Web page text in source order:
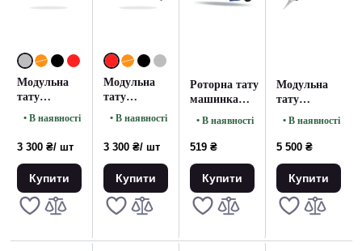
Модульна
тату
машинка
• В наявності
3 300 ₴/ шт
Купити
Модульна
тату
машинка
• В наявності
3 300 ₴/ шт
Купити
Роторна тату
машинка
Rotary
• В наявності
519 ₴
Купити
Модульна
тату
машинка
• В наявності
5 500 ₴
Купити